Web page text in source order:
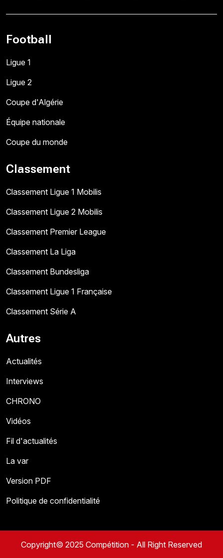
Football
Ligue 1
Ligue 2
Coupe d'Algérie
Équipe nationale
Coupe du monde
Classement
Classement Ligue 1 Mobilis
Classement Ligue 2 Mobilis
Classement Premier League
Classement La Liga
Classement Bundesliga
Classement Ligue 1 Française
Classement Série A
Autres
Actualités
Interviews
CHRONO
Vidéos
Fil d'actualités
La var
Version PDF
Politique de confidentialité
Copyright© 2025 Compétition - All Right Reserved